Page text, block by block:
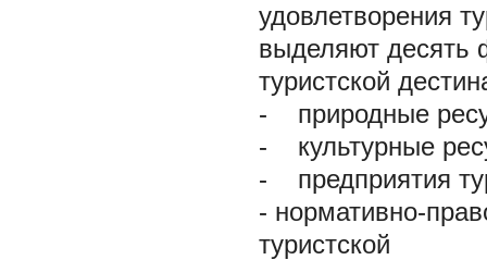
удовлетворения
выделяют десять
туристской
-
природные
-
культурные
-
предприятия
- нормативно-
туристской